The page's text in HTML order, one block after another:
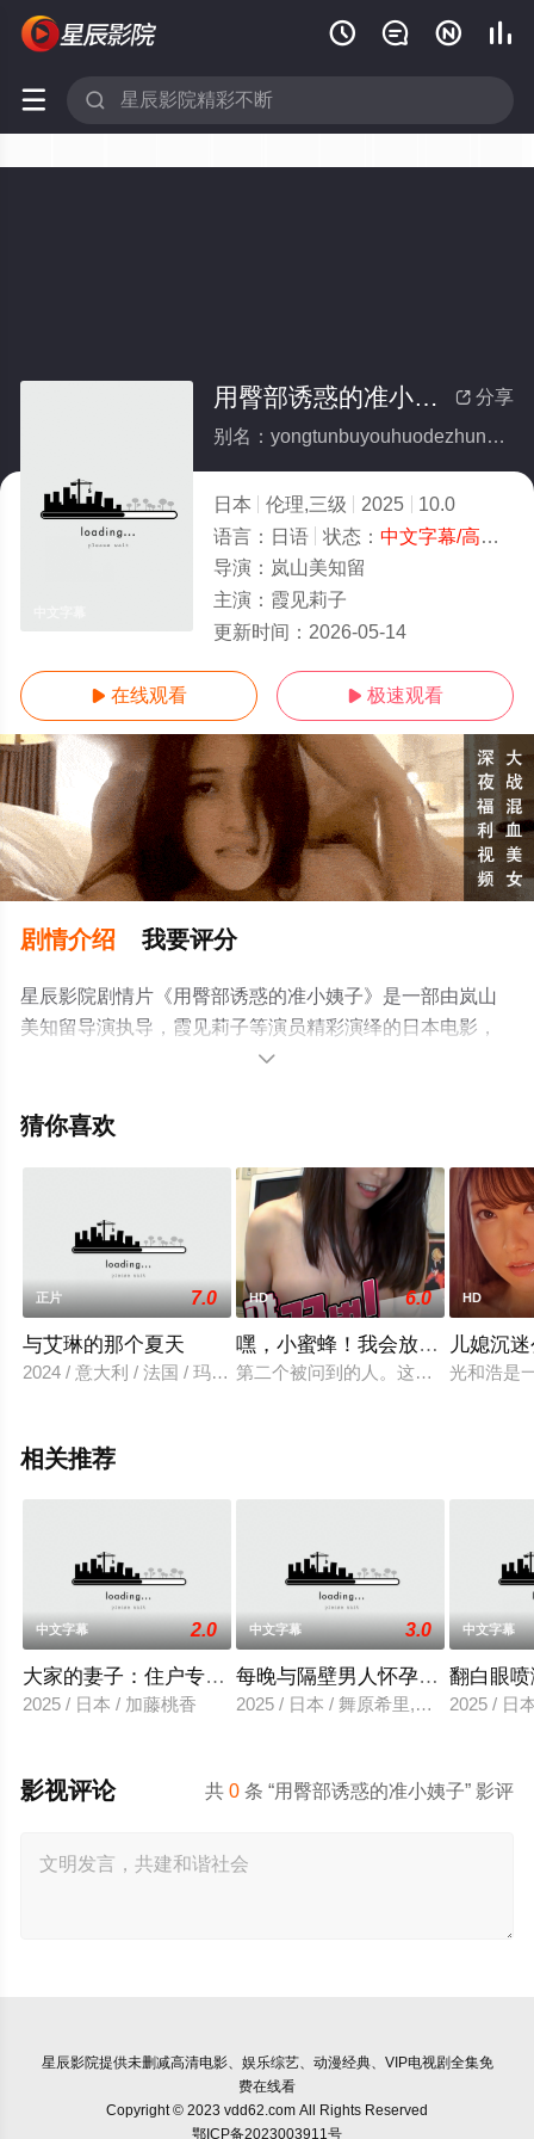
   
 
 分享
用臀部诱惑的准小姨子
别名：yongtunbuyouhuodezhunxiaoyizi
日本 伦理,三级 2025
10.0
语言： 日语 状态： 中文字幕/高清
导演： 岚山美知留
主演： 霞见莉子
更新时间： 2026-05-14
 在线观看  极速观看
剧情介绍 我要评分
星辰影院剧情片《用臀部诱惑的准小姨子》是一部由岚山
美知留导演执导，霞见莉子等演员精彩演绎的日本电影，
手机免费观看高清无删减完整版电影大全就上星辰影视，
了解。

猜你喜欢
正片 7.0
与艾琳的那个夏天
2024 / 意大利 / 法国 / 玛丽亚·卡米拉·勃兰登堡,诺亚·阿比塔,克
HD 6.0
嘿，小蜜蜂！我会放进去的
第二个被问到的人。这次，我们看到
HD
儿媳沉
光和浩是
相关推荐
中文字幕 2.0
大家的妻子：住户专用洞口
2025 / 日本 / 加藤桃香
中文字幕 3.0
每晚与隔壁男人怀孕性爱
2025 / 日本 / 舞原希里,佐川金二
中文字幕
翻白眼
2025 / 日
共0 条 “用臀部诱惑的准小姨子” 影评
影视评论
星辰影院提供未删减高清电影、娱乐综艺、动漫经典、VIP电视剧全集免
费在线看
Copyright © 2023 vdd62.com All Rights Reserved
鄂ICP备2023003911号